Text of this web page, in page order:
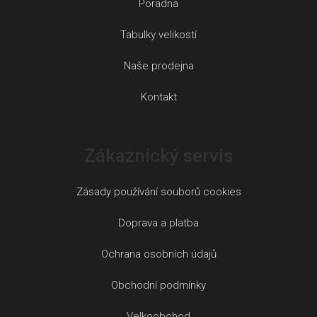
Poradna
Tabulky velikostí
Naše prodejna
Kontakt
Zásady používání souborů cookies
Doprava a platba
Ochrana osobních údajů
Obchodní podmínky